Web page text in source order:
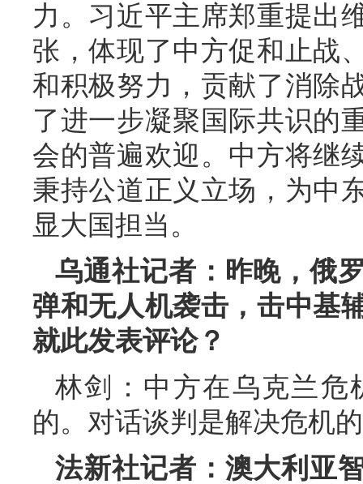
力。习近平主席郑重提出
张，体现了中方促和止战
和积极努力，贡献了消除
了进一步凝聚国际共识的
会的普遍欢迎。中方将继
秉持公道正义立场，为中
显大国担当。
乌通社记者：昨晚，俄
弹和无人机袭击，击中基
就此发表评论？
林剑：中方在乌克兰危
的。对话谈判是解决危机
法新社记者：澳大利亚